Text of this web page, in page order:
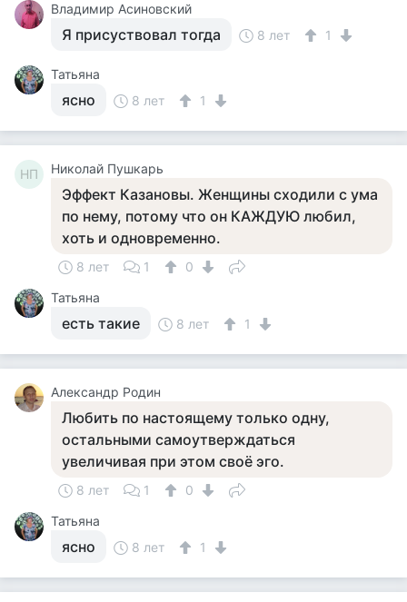
Владимир Асиновский
Я присуствовал тогда 8 лет 1
Татьяна
ясно 8 лет 1
НП Николай Пушкарь
Эффект Казановы. Женщины сходили с ума
по нему, потому что он КАЖДУЮ любил,
хоть и одновременно.
8 лет 1
0
Татьяна
есть такие 8 лет 1
Александр Родин
Любить по настоящему только одну,
остальными самоутверждаться
увеличивая при этом своё эго.
8 лет 1
0
Татьяна
ясно 8 лет 1